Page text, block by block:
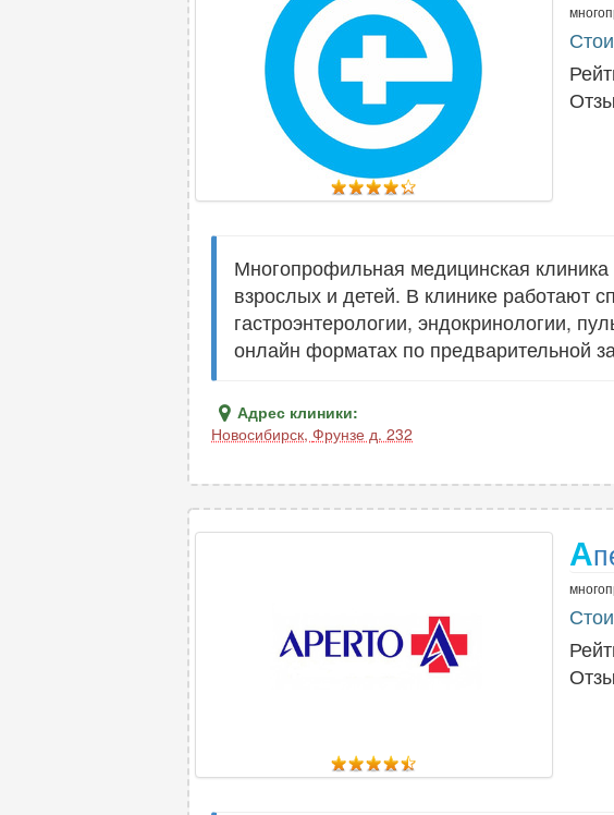
Многопрофильная медицинская
взрослых и детей. В клинике работают
гастроэнтерологии, эндокринологии,
онлайн форматах по предварительной
Адрес клиники:
Новосибирск, Фрунзе д. 232
А